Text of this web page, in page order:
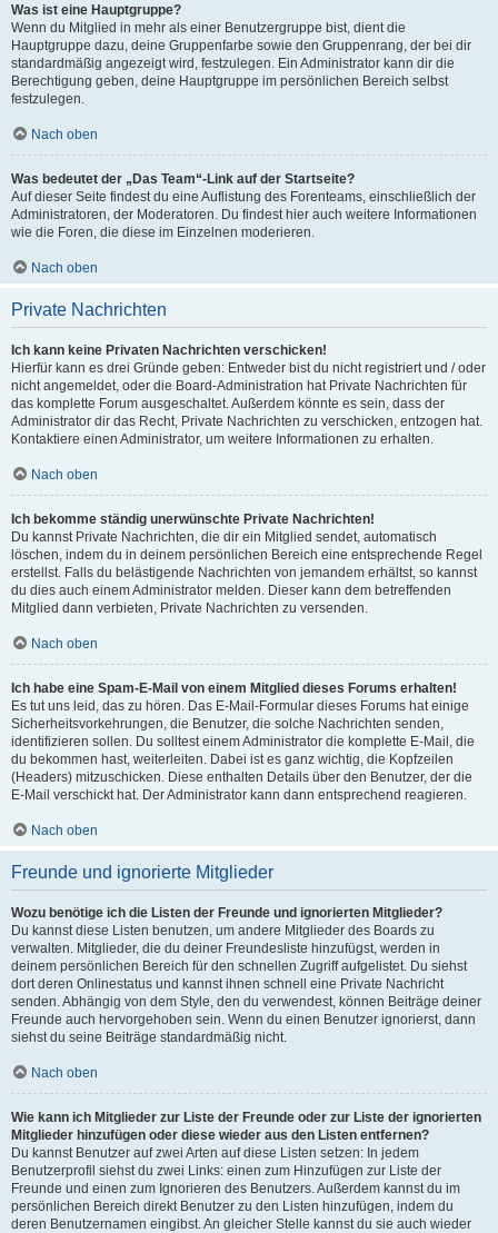
Was ist eine Hauptgruppe?
Wenn du Mitglied in mehr als einer Benutzergruppe bist, dient die
Hauptgruppe dazu, deine Gruppenfarbe sowie den Gruppenrang, der bei dir
standardmäßig angezeigt wird, festzulegen. Ein Administrator kann dir die
Berechtigung geben, deine Hauptgruppe im persönlichen Bereich selbst
festzulegen.
Nach oben
Was bedeutet der „Das Team“-Link auf der Startseite?
Auf dieser Seite findest du eine Auflistung des Forenteams, einschließlich der
Administratoren, der Moderatoren. Du findest hier auch weitere Informationen
wie die Foren, die diese im Einzelnen moderieren.
Nach oben
Private Nachrichten
Ich kann keine Privaten Nachrichten verschicken!
Hierfür kann es drei Gründe geben: Entweder bist du nicht registriert und / oder
nicht angemeldet, oder die Board-Administration hat Private Nachrichten für
das komplette Forum ausgeschaltet. Außerdem könnte es sein, dass der
Administrator dir das Recht, Private Nachrichten zu verschicken, entzogen hat.
Kontaktiere einen Administrator, um weitere Informationen zu erhalten.
Nach oben
Ich bekomme ständig unerwünschte Private Nachrichten!
Du kannst Private Nachrichten, die dir ein Mitglied sendet, automatisch
löschen, indem du in deinem persönlichen Bereich eine entsprechende Regel
erstellst. Falls du belästigende Nachrichten von jemandem erhältst, so kannst
du dies auch einem Administrator melden. Dieser kann dem betreffenden
Mitglied dann verbieten, Private Nachrichten zu versenden.
Nach oben
Ich habe eine Spam-E-Mail von einem Mitglied dieses Forums erhalten!
Es tut uns leid, das zu hören. Das E-Mail-Formular dieses Forums hat einige
Sicherheitsvorkehrungen, die Benutzer, die solche Nachrichten senden,
identifizieren sollen. Du solltest einem Administrator die komplette E-Mail, die
du bekommen hast, weiterleiten. Dabei ist es ganz wichtig, die Kopfzeilen
(Headers) mitzuschicken. Diese enthalten Details über den Benutzer, der die
E-Mail verschickt hat. Der Administrator kann dann entsprechend reagieren.
Nach oben
Freunde und ignorierte Mitglieder
Wozu benötige ich die Listen der Freunde und ignorierten Mitglieder?
Du kannst diese Listen benutzen, um andere Mitglieder des Boards zu
verwalten. Mitglieder, die du deiner Freundesliste hinzufügst, werden in
deinem persönlichen Bereich für den schnellen Zugriff aufgelistet. Du siehst
dort deren Onlinestatus und kannst ihnen schnell eine Private Nachricht
senden. Abhängig von dem Style, den du verwendest, können Beiträge deiner
Freunde auch hervorgehoben sein. Wenn du einen Benutzer ignorierst, dann
siehst du seine Beiträge standardmäßig nicht.
Nach oben
Wie kann ich Mitglieder zur Liste der Freunde oder zur Liste der ignorierten
Mitglieder hinzufügen oder diese wieder aus den Listen entfernen?
Du kannst Benutzer auf zwei Arten auf diese Listen setzen: In jedem
Benutzerprofil siehst du zwei Links: einen zum Hinzufügen zur Liste der
Freunde und einen zum Ignorieren des Benutzers. Außerdem kannst du im
persönlichen Bereich direkt Benutzer zu den Listen hinzufügen, indem du
deren Benutzernamen eingibst. An gleicher Stelle kannst du sie auch wieder